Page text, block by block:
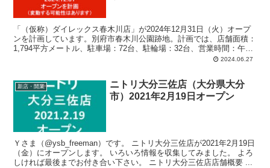
「（仮称）ダイレックス春木川店」が2024年12月31日（火）オープ
ンを計画しています。別府市春木川公園跡地。計画では、店舗面積：
1,794平方メートル、駐車場：72台、駐輪場：32台、営業時間：午前
2024.06.27
新店・開業
ニトリ大分三佐店（大分県大分
市）2021年2月19日オープン
Ｙさま（@ysb_freeman）です。 ニトリ大分三佐店が2021年2月19日
（金）にオープンします。 いろいろ情報を収集してみました。 よろ
しければ最後までお付き合い下さい。 ニトリ大分三佐店店舗概要 ...